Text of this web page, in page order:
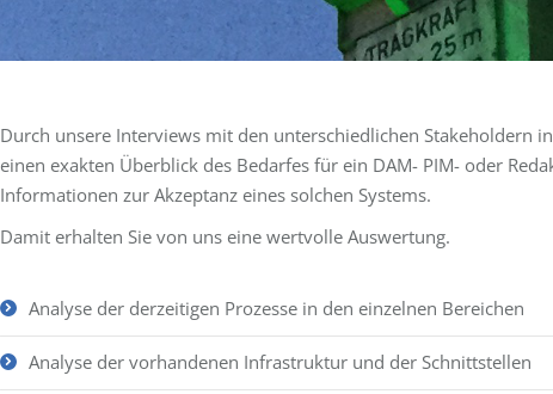
Durch unsere Interviews mit den unterschiedlichen Stakeholdern
einen exakten Überblick des Bedarfes für ein DAM- PIM- oder
Informationen zur Akzeptanz eines solchen Systems.
Damit erhalten Sie von uns eine wertvolle Auswertung.
Analyse der derzeitigen Prozesse in den einzelnen Bereichen
Analyse der vorhandenen Infrastruktur und der Schnittstellen